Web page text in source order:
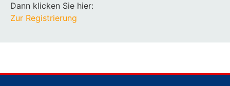
Dann klicken Sie hier:
Zur Registrierung